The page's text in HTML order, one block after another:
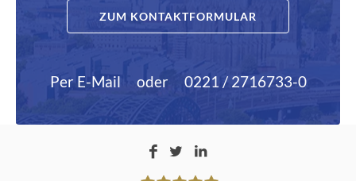
ZUM KONTAKTFORMULAR
Per E-Mail oder 0221 / 2716733-0